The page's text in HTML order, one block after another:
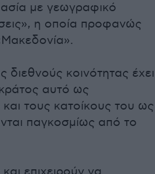
με γεωγραφικό
η οποία προφανώς
διεθνούς κοινότητας έχει
αυτό ως
τους κατοίκους του ως
παγκοσμίως από το